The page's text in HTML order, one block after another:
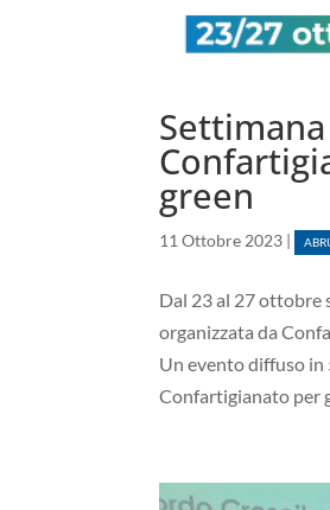
green
11 Ottobre 2023 |
Dal 23 al 27 ottobre
organizzata da
Un evento diffuso in
Confartigianato per